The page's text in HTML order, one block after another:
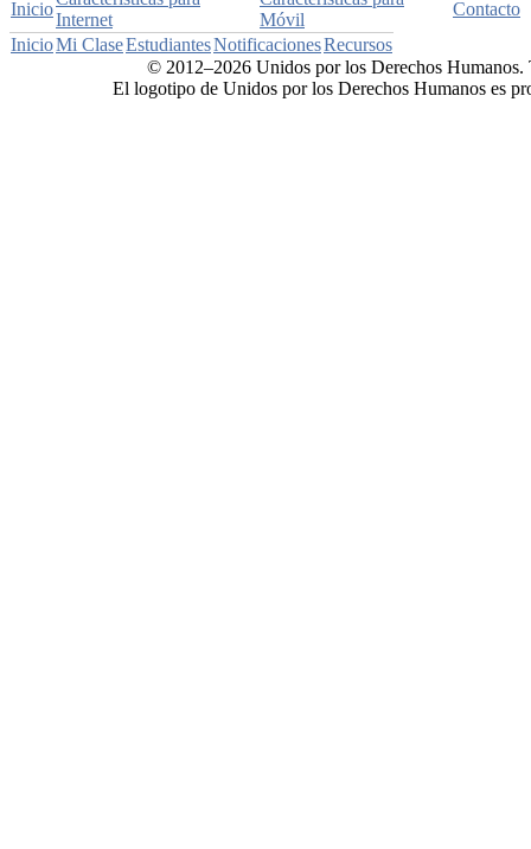
Inicio
Internet
Móvil
Contacto
InicioMi ClaseEstudiantesNotificacionesRecursos
© 2012–2026 Unidos por los Derechos Humanos.
El logotipo de Unidos por los Derechos Humanos es